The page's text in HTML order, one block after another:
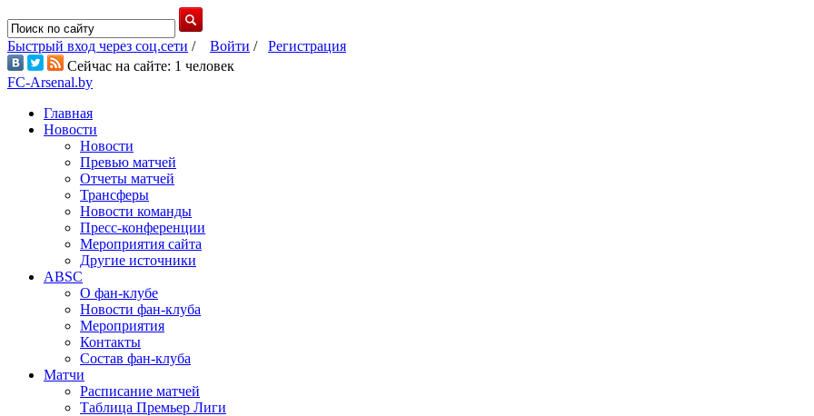
Быстрый вход через соц.сети / Войти / Регистрация
Сейчас на сайте: 1 человек
FC-Arsenal.by
Главная
Новости
Новости
Превью матчей
Отчеты матчей
Трансферы
Новости команды
Пресс-конференции
Мероприятия сайта
Другие источники
ABSC
О фан-клубе
Новости фан-клуба
Мероприятия
Контакты
Состав фан-клуба
Матчи
Расписание матчей
Таблица Премьер Лиги